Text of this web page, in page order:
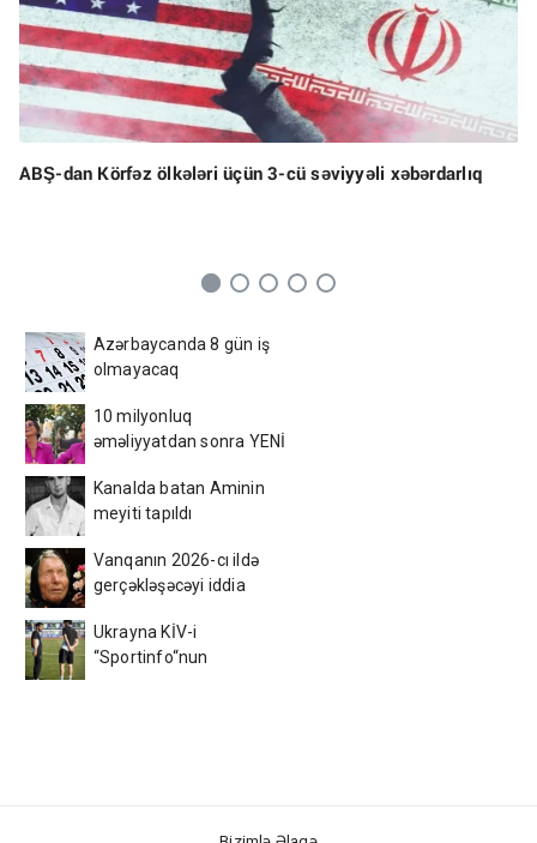
ABŞ-dan Körfəz ölkələri üçün 3-cü səviyyəli xəbərdarlıq
Azərbaycanda 8 gün iş
olmayacaq
10 milyonluq
əməliyyatdan sonra YENİ
FOTOLAR
Kanalda batan Aminin
meyiti tapıldı
Vanqanın 2026-cı ildə
gerçəkləşəcəyi iddia
var?
Ukrayna KİV-i
“Sportinfo“nun